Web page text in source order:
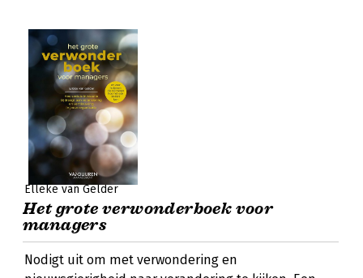
Elleke van Gelder
Het grote verwonderboek voor
managers
Nodigt uit om met verwondering en